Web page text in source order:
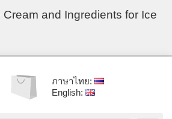
and Ingredients for Ice
ภาษาไทย:
English: